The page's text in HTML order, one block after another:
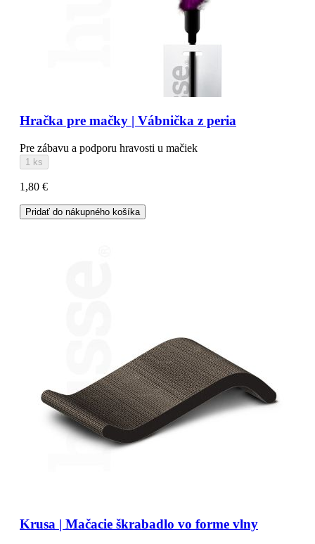
Hračka pre mačky | Vábnička z peria
Pre zábavu a podporu hravosti u mačiek
1 ks
1,80 €
Pridať do nákupného košíka
Krusa | Mačacie škrabadlo vo forme vlny